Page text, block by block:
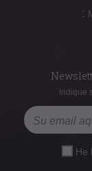
:
Indique
He